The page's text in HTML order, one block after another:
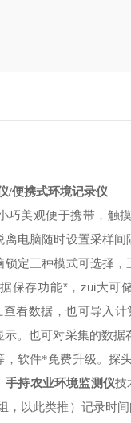
/便携式环境记录仪
巧美观便于携带，触
电脑随时设置采样间
定三种模式可选择，
保存功能*，zui大可
看数据，也可导入计
。也可对采集的数据
，软件*免费升级。探
手持农业环境监测仪技
，以此类推） 记录时间